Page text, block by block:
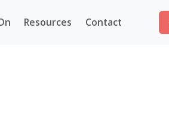
Resources Contact